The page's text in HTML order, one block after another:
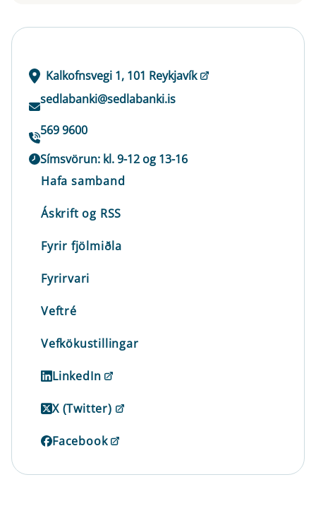
Kalkofnsvegi 1, 101 Reykjavík
sedlabanki@sedlabanki.is
569 9600
Símsvörun: kl. 9-12 og 13-16
Hafa samband
Áskrift og RSS
Fyrir fjölmiðla
Fyrirvari
Veftré
Vefkökustillingar
LinkedIn
X (Twitter)
Facebook